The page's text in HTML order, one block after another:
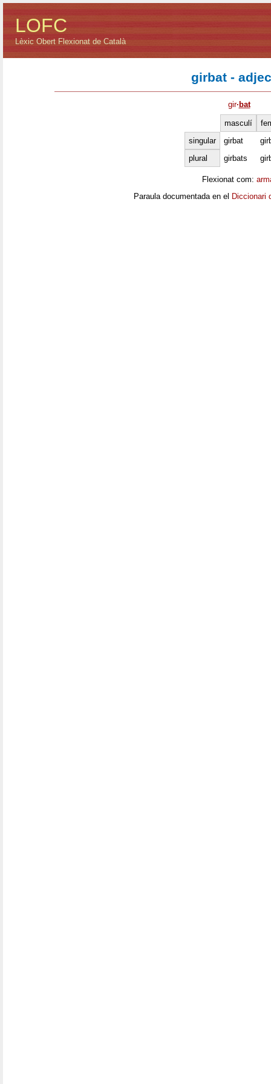
LOFC
Lèxic Obert Flexionat de Català
girbat -
gir· bat
masculí
singular
girbat
plural
girbats
Flexionat com:
Paraula documentada en el Diccionari